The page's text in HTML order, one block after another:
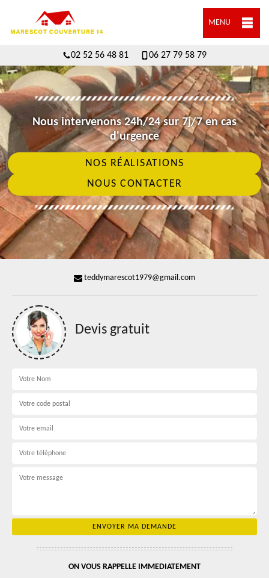
MENU
02 52 56 48 81 06 27 79 58 79
Nous intervenons 24h/24 sur 7j/7 en cas
d'urgence
NOS RÉALISATIONS
NOUS CONTACTER
teddymarescot1979@gmail.com
Devis gratuit
ON VOUS RAPPELLE IMMEDIATEMENT